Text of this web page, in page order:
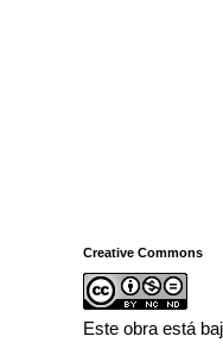
Creative Commons
Este obra está